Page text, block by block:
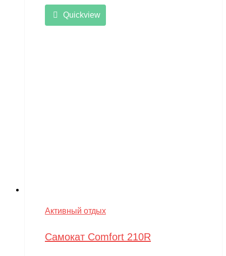
Quickview
Активный отдых
Самокат Comfort 210R